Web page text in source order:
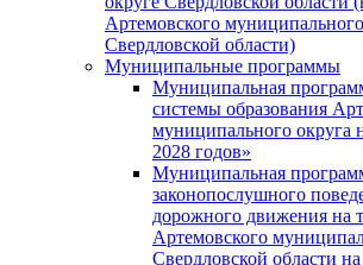
Артемовского
Свердловской области)
Муниципальные программы
Муниципальная
системы образования
муниципального округа
2028 годов»
Муниципальная
законопослушного
дорожного движения на
Артемовского
Свердловской области